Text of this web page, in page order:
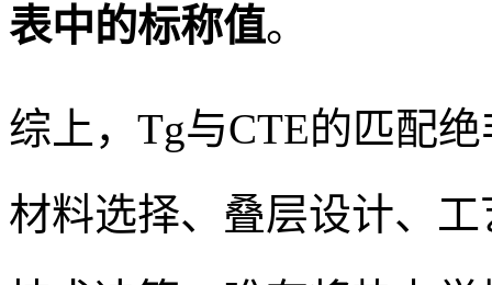
表中的标称值。
综上，Tg与CTE的匹配
材料选择、叠层设计、